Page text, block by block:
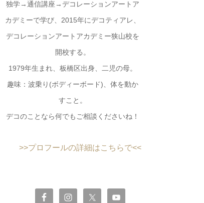
独学→通信講座→デコレーションアートア
カデミーで学び、2015年にデコティアレ、
デコレーションアートアカデミー狭山校を
開校する。
1979年生まれ、板橋区出身、二児の母。
趣味：波乗り(ボディーボード)、体を動か
すこと。
デコのことなら何でもご相談くださいね！
>>プロフールの詳細はこちらで<<